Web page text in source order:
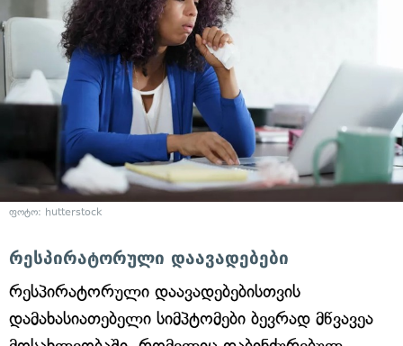
ფოტო: hutterstock
რესპირატორული დაავადებები
რესპირატორული დაავადებებისთვის
დამახასიათებელი სიმპტომები ბევრად მწვავეა